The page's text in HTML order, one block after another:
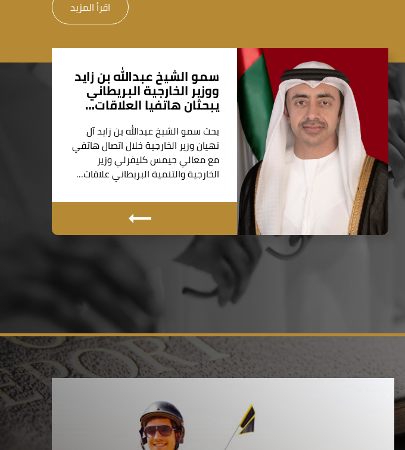
اقرأ المزيد
سمو الشيخ عبدالله بن زايد
ووزير الخارجية البريطاني
يبحثان هاتفيا العلاقات…
بحث سمو الشيخ عبدالله بن زايد آل
نهيان وزير الخارجية خلال اتصال هاتفي
مع معالي جيمس كليفرلي وزير
الخارجية والتنمية البريطاني علاقات…